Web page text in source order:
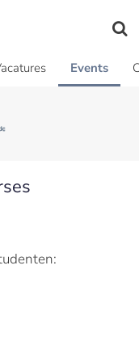
Events